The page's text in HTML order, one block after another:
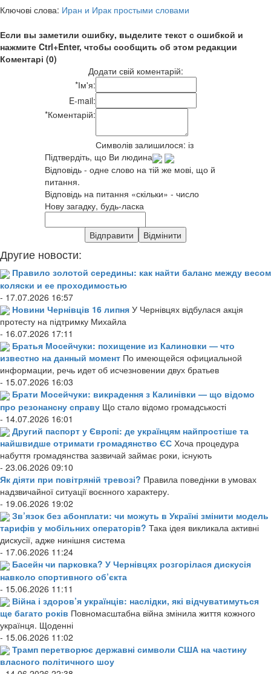
Ключові слова: Иран и Ирак простыми словами
Если вы заметили ошибку, выделите текст с ошибкой и
нажмите Ctrl+Enter, чтобы сообщить об этом редакции
Коментарі (0)
Додати свій коментарій:
*Ім'я:
E-mail:
*Коментарій:
Символів залишилося: із
Підтвердіть, що Ви людина
Відповідь - одне слово на тій же мові, що й
питання.
Відповідь на питання «скільки» - число
Нову загадку, будь-ласка
Другие новости:
Правило золотой середины: как найти баланс между весом
коляски и ее проходимостью
- 17.07.2026 16:57
Новини Чернівців 16 липня У Чернівцях відбулася акція
протесту на підтримку Михайла
- 16.07.2026 17:11
Братья Мосейчуки: похищение из Калиновки — что
известно на данный момент По имеющейся официальной
информации, речь идет об исчезновении двух братьев
- 15.07.2026 16:03
Брати Мосейчуки: викрадення з Калинівки — що відомо
про резонансну справу Що стало відомо громадськості
- 14.07.2026 16:01
Другий паспорт у Європі: де українцям найпростіше та
найшвидше отримати громадянство ЄС Хоча процедура
набуття громадянства зазвичай займає роки, існують
- 23.06.2026 09:10
Як діяти при повітряній тревозі? Правила поведінки в умовах
надзвичайної ситуації воєнного характеру.
- 19.06.2026 19:02
Зв’язок без абонплати: чи можуть в Україні змінити модель
тарифів у мобільних операторів? Така ідея викликала активні
дискусії, адже нинішня система
- 17.06.2026 11:24
Басейн чи парковка? У Чернівцях розгорілася дискусія
навколо спортивного об’єкта
- 15.06.2026 11:11
Війна і здоров’я українців: наслідки, які відчуватимуться
ще багато років Повномасштабна війна змінила життя кожного
українця. Щоденні
- 15.06.2026 11:02
Трамп перетворює державні символи США на частину
власного політичного шоу